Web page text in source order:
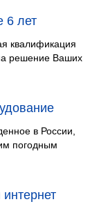
6 лет
квалификация
решение Ваших
в России,
погодным